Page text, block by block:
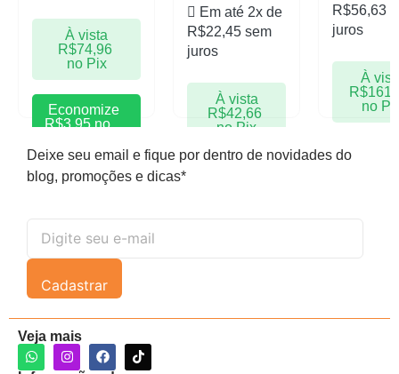
À vista
R$74,96
no Pix
Economize
R$3,95no
Em até 2x de
R$22,45 sem
juros
À vista
R$42,66
no Pix
R$56,63
juros
À
R$
no
Deixe seu email e fique por dentro de novidades do
blog, promoções e dicas*
Cadastrar
Veja mais